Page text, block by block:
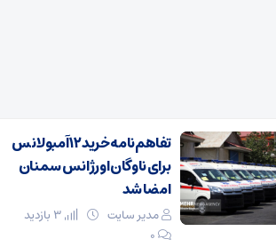
تفاهم‌نامه خرید ۱۲ آمبولانس
برای ناوگان اورژانس سمنان
امضا شد
مدیر سایت
3 بازدید
۰